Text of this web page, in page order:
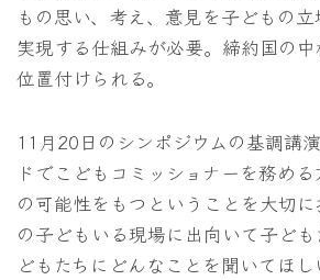
もの思い、考え、意見を子どもの
実現する仕組みが必要。締約国の
位置付けられる。
11月20日のシンポジウムの基調講
ドでこどもコミッショナーを務め
の可能性をもつということを大切
の子どもいる現場に出向いて子ど
どもたちにどんなことを聞いてほし